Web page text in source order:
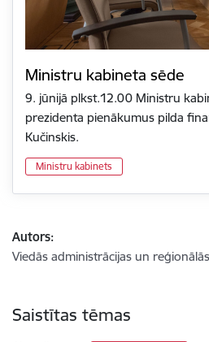
Ministru kabineta sēde
9. jūnijā plkst.12.00 Ministru
prezidenta pienākumus pilda
Kučinskis.
Ministru kabinets
Autors:
Viedās administrācijas un
Saistītas tēmas